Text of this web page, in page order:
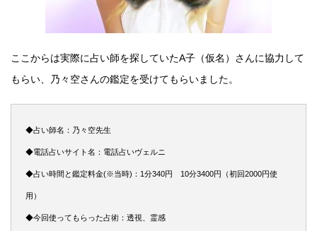
ここからは実際に占い師を探していたA子（仮名）さんに協力して
もらい、乃々空さんの鑑定を受けてもらいました。
◆占い師名：乃々空先生
◆電話占いサイト名：電話占いヴェルニ
◆占い時間と鑑定料金(※当時)：1分340円 10分3400円（初回2000円使
用）
◆今回使ってもらった占術：透視、霊感